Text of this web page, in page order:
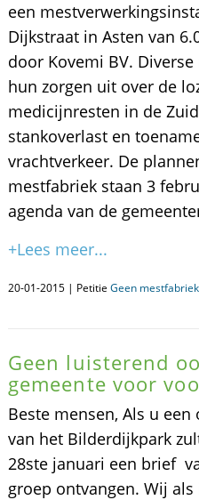
een
Dijkstraat in Asten van
door Kovemi BV.
hun zorgen uit over de
medicijnresten in de
stankoverlast en
vrachtverkeer. De
mestfabriek staan 3
agenda van de
+Lees meer...
20-01-2015 | Petitie Geen
Geen luisterend
gemeente voor
Beste mensen, Als u
van het Bilderdijkpark
28ste januari een brief
groep ontvangen. Wij